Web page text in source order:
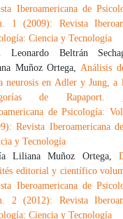
Iberoamericana de
1 (2009): Revista
Ciencia y Tecnología
Leonardo Beltrán
Muñoz Ortega, Análisis
neurosis en Adler y Jung, a
de Rapaport.
de Psicología:
Revista Iberoamericana
y Tecnología
Liliana Muñoz Ortega,
editorial y científico
Iberoamericana de
2 (2012): Revista
Ciencia y Tecnología